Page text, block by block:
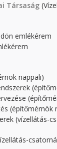
Társaság
emlékérem
nappali)
(építőmérnök
(vízellátás-